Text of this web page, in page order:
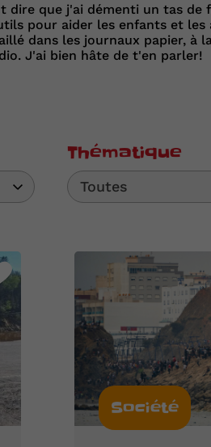
dire que j'ai démenti un tas de
pour aider les enfants et les
dans les journaux papier, à
J'ai bien hâte de t'en parler!
Thématique
Toutes
Société